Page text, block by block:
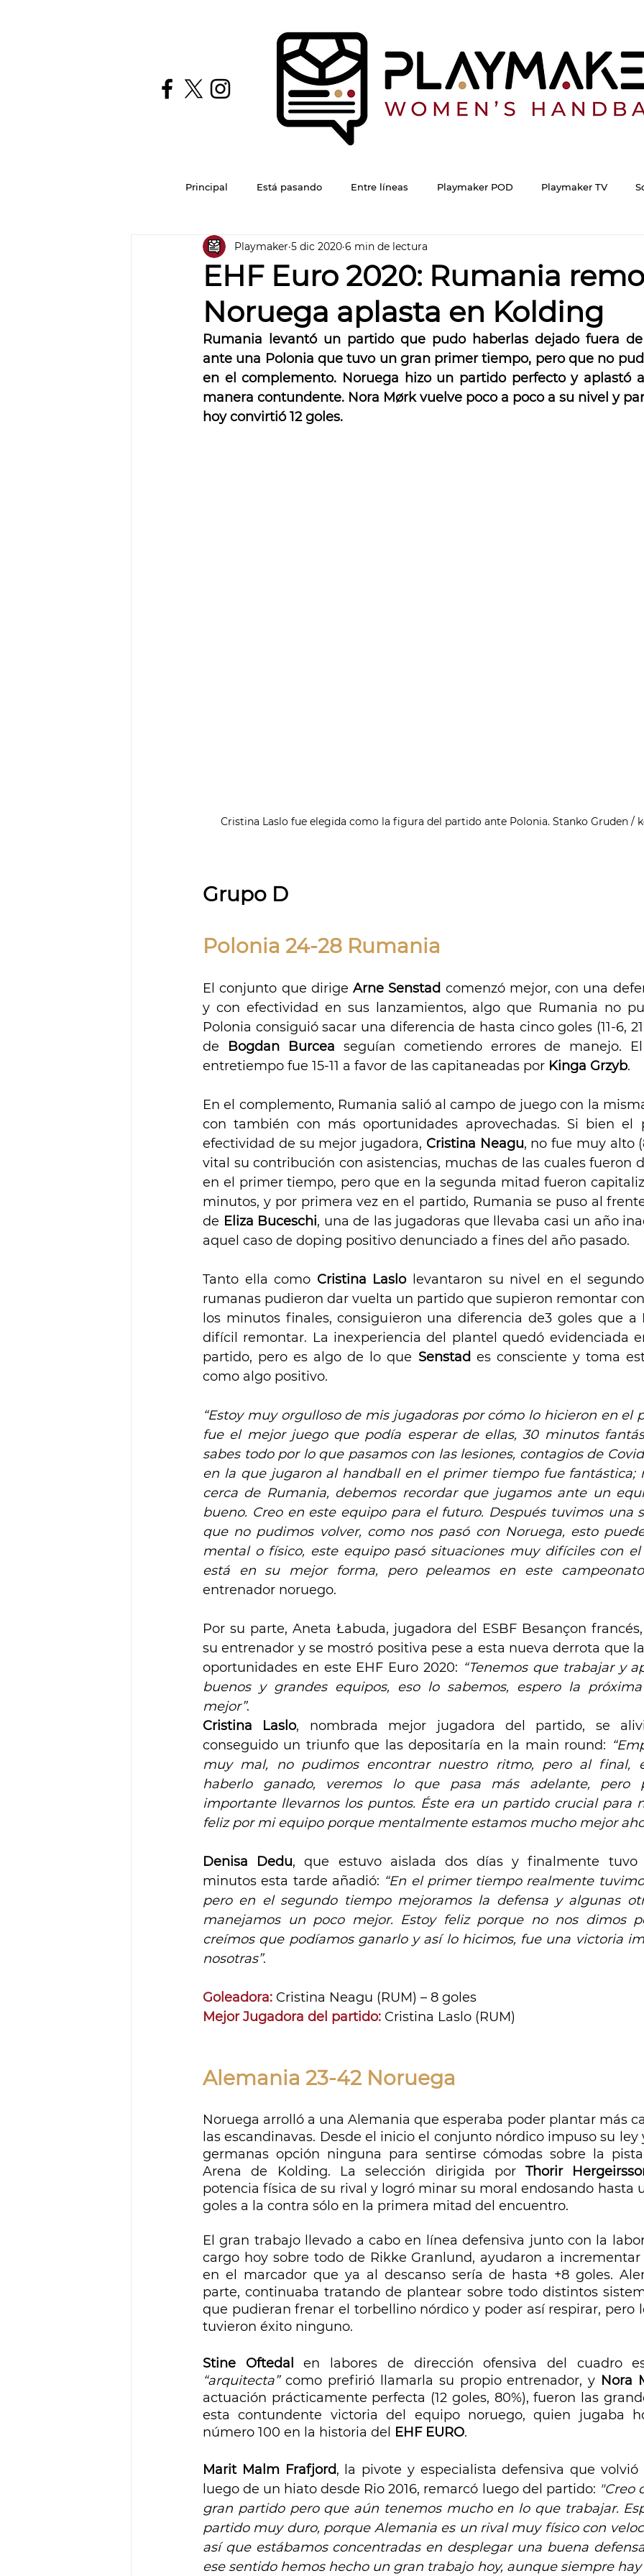
Principal Está pasando Entre líneas Playmaker POD Playmaker TV
EHF Euro 2020: Rumania
Noruega aplasta en Kolding
Playmaker 5 dic 2020 6 min de lectura
Rumania levantó un partido que pudo haberlas dejado fuera
ante una Polonia que tuvo un gran primer tiempo, pero que no
en el complemento. Noruega hizo un partido perfecto y aplastó
manera contundente. Nora Mørk vuelve poco a poco a su nivel y
hoy convirtió 12 goles.
Cristina Laslo fue elegida como la figura del partido ante Polonia. Stanko Gruden /
Grupo D
Polonia 24-28 Rumania
El conjunto que dirige Arne Senstad comenzó mejor, con una
y con efectividad en sus lanzamientos, algo que Rumania no
Polonia consiguió sacar una diferencia de hasta cinco goles (11-6,
de Bogdan Burcea seguían cometiendo errores de manejo.
entretiempo fue 15-11 a favor de las capitaneadas por Kinga Grzyb.
En el complemento, Rumania salió al campo de juego con la
con también con más oportunidades aprovechadas. Si bien el
efectividad de su mejor jugadora, Cristina Neagu, no fue muy alto
vital su contribución con asistencias, muchas de las cuales fueron
en el primer tiempo, pero que en la segunda mitad fueron
minutos, y por primera vez en el partido, Rumania se puso al
de Eliza Buceschi, una de las jugadoras que llevaba casi un año
aquel caso de doping positivo denunciado a fines del año pasado.
Tanto ella como Cristina Laslo levantaron su nivel en el
rumanas pudieron dar vuelta un partido que supieron remontar
los minutos finales, consiguieron una diferencia de3 goles que a
difícil remontar. La inexperiencia del plantel quedó evidenciada
partido, pero es algo de lo que Senstad es consciente y toma
como algo positivo.
“Estoy muy orgulloso de mis jugadoras por cómo lo hicieron en el
fue el mejor juego que podía esperar de ellas, 30 minutos
sabes todo por lo que pasamos con las lesiones, contagios de
en la que jugaron al handball en el primer tiempo fue fantástica;
cerca de Rumania, debemos recordar que jugamos ante un
bueno. Creo en este equipo para el futuro. Después tuvimos una
que no pudimos volver, como nos pasó con Noruega, esto
mental o físico, este equipo pasó situaciones muy difíciles con el
está en su mejor forma, pero peleamos en este
entrenador noruego.
Por su parte, Aneta Łabuda, jugadora del ESBF Besançon
su entrenador y se mostró positiva pese a esta nueva derrota que
oportunidades en este EHF Euro 2020: “Tenemos que trabajar y
buenos y grandes equipos, eso lo sabemos, espero la
mejor”.
Cristina Laslo, nombrada mejor jugadora del partido, se
conseguido un triunfo que las depositaría en la main round:
muy mal, no pudimos encontrar nuestro ritmo, pero al final,
haberlo ganado, veremos lo que pasa más adelante, pero
importante llevarnos los puntos. Éste era un partido crucial para
feliz por mi equipo porque mentalmente estamos mucho mejor
Denisa Dedu, que estuvo aislada dos días y finalmente tuvo
minutos esta tarde añadió: “En el primer tiempo realmente
pero en el segundo tiempo mejoramos la defensa y algunas
manejamos un poco mejor. Estoy feliz porque no nos dimos
creímos que podíamos ganarlo y así lo hicimos, fue una victoria
nosotras”.
Goleadora: Cristina Neagu (RUM) – 8 goles
Mejor Jugadora del partido: Cristina Laslo (RUM)
Alemania 23-42 Noruega
Noruega arrolló a una Alemania que esperaba poder plantar más
las escandinavas. Desde el inicio el conjunto nórdico impuso su ley
germanas opción ninguna para sentirse cómodas sobre la
Arena de Kolding. La selección dirigida por Thorir
potencia física de su rival y logró minar su moral endosando hasta
goles a la contra sólo en la primera mitad del encuentro.
El gran trabajo llevado a cabo en línea defensiva junto con la
cargo hoy sobre todo de Rikke Granlund, ayudaron a
en el marcador que ya al descanso sería de hasta +8 goles.
parte, continuaba tratando de plantear sobre todo distintos
que pudieran frenar el torbellino nórdico y poder así respirar, pero
tuvieron éxito ninguno.
Stine Oftedal
“arquitecta” como prefirió llamarla su propio entrenador, y Nora
actuación prácticamente perfecta (12 goles, 80%), fueron las
esta contundente victoria del equipo noruego, quien jugaba
número 100 en la historia del EHF EURO.
Marit Malm Frafjord, la pivote y especialista defensiva que volvió
luego de un hiato desde Rio 2016, remarcó luego del partido: "Creo
gran partido pero que aún tenemos mucho en lo que trabajar.
partido muy duro, porque Alemania es un rival muy físico con
así que estábamos concentradas en desplegar una buena
ese sentido hemos hecho un gran trabajo hoy, aunque siempre